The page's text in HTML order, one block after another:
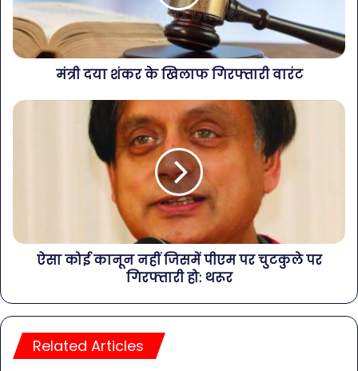
मंत्री दया शंकर के खिलाफ गिरफ्तारी वारंट
ऐसा कोई कानून नहीं जिसमें पीएम पर चुटकुले पर
गिरफ्तारी हो: थरूर
Related Articles